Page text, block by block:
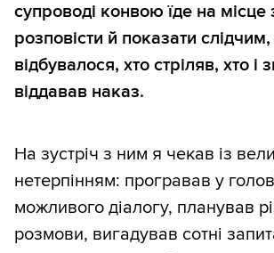
супроводі конвою їде на
розповісти й показати
відбувалося, хто стріляв, хто і
віддавав наказ.
На зустріч з ним я чекав із
нетерпінням: програвав у
можливого діалогу, планував
розмови, вигадував сотні